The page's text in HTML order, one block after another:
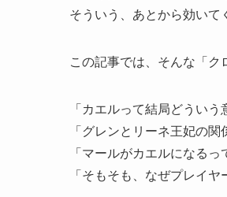
そういう、あとから効いて
この記事では、そんな「ク
「カエルって結局どういう
「グレンとリーネ王妃の関
「マールがカエルになる
「そもそも、なぜプレイ